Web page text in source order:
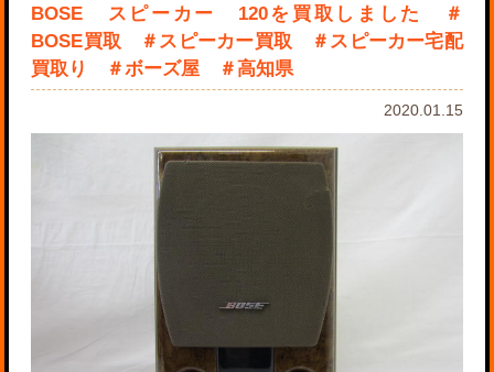
BOSE スピーカー 120を買取しました ＃
BOSE買取 ＃スピーカー買取 ＃スピーカー宅配
買取り ＃ボーズ屋 ＃高知県
2020.01.15